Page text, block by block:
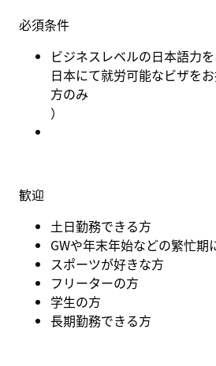
必須条件
ビジネスレベルの日本語力
日本にて就労可能なビザを
方のみ
）
歓迎
土日勤務できる方
GWや年末年始などの繁忙期
スポーツが好きな方
フリーターの方
学生の方
長期勤務できる方